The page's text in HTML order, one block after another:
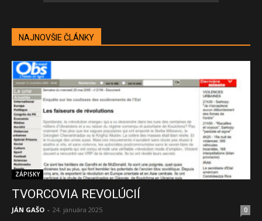
NAJNOVŠIE ČLÁNKY
ZÁPISKY
TVORCOVIA REVOLÚCIÍ
JÁN GAŠO - 24. januára 2025 0